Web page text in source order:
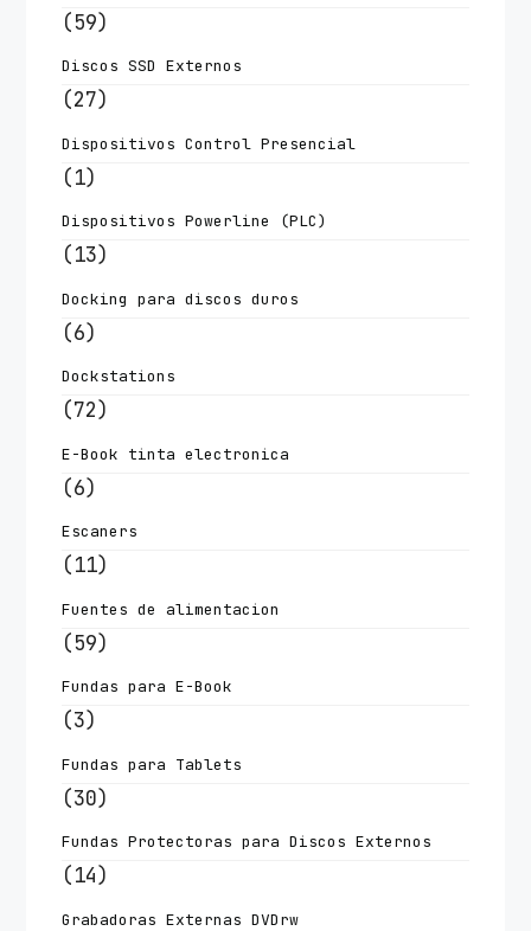
(59)
Discos SSD Externos
(27)
Dispositivos Control Presencial
(1)
Dispositivos Powerline (PLC)
(13)
Docking para discos duros
(6)
Dockstations
(72)
E-Book tinta electronica
(6)
Escaners
(11)
Fuentes de alimentacion
(59)
Fundas para E-Book
(3)
Fundas para Tablets
(30)
Fundas Protectoras para Discos Externos
(14)
Grabadoras Externas DVDrw